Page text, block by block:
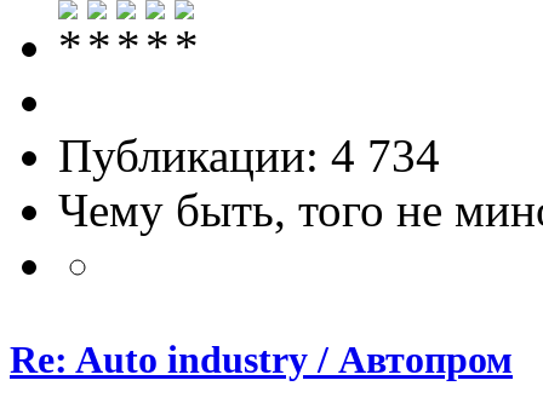
Публикации: 4 734
Чему быть, того не
Re: Auto industry / Автопром